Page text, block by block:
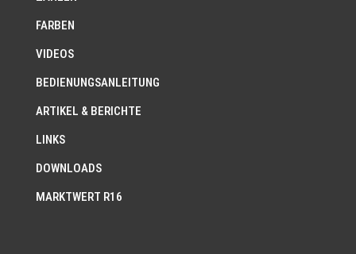
FARBEN
VIDEOS
BEDIENUNGSANLEITUNG
ARTIKEL & BERICHTE
LINKS
DOWNLOADS
MARKTWERT R16